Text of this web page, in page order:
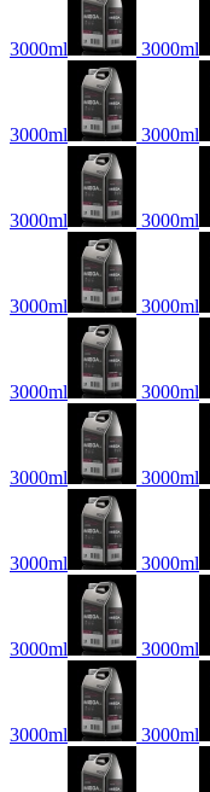
3000ml 3000ml
3000ml 3000ml
3000ml 3000ml
3000ml 3000ml
3000ml 3000ml
3000ml 3000ml
3000ml 3000ml
3000ml 3000ml
3000ml 3000ml